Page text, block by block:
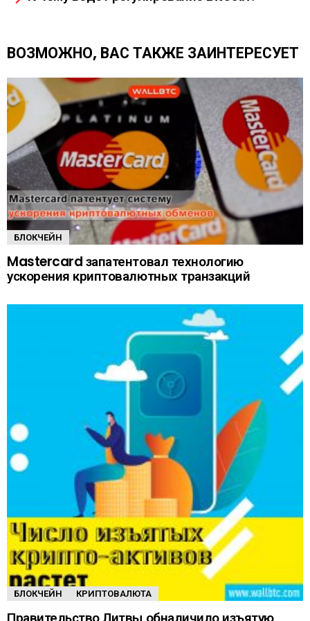
е
щ
е
ВОЗМОЖНО, ВАС ТАКЖЕ ЗАИНТЕРЕСУЕТ
БЛОКЧЕЙН
Mastercard запатентовал технологию
ускорения криптовалютных транзакций
БЛОКЧЕЙН КРИПТОВАЛЮТА